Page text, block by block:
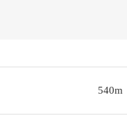
540m